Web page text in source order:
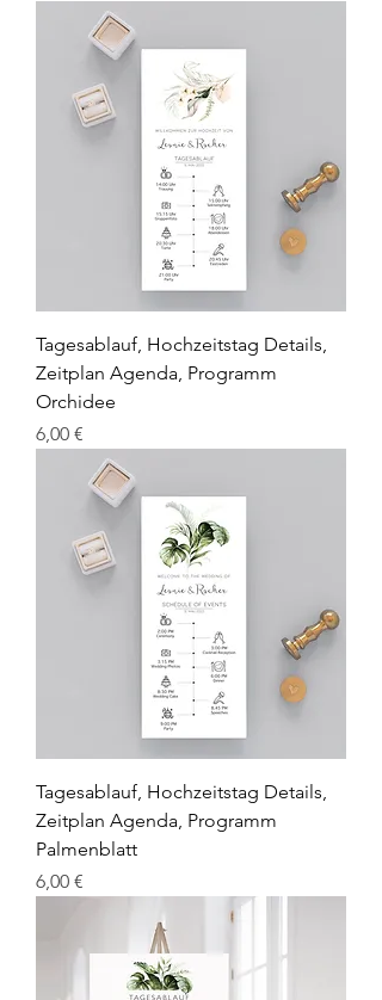
Tagesablauf, Hochzeitstag Details,
Zeitplan Agenda, Programm
Orchidee
Preis
6,00 €
Tagesablauf, Hochzeitstag Details,
Zeitplan Agenda, Programm
Palmenblatt
Preis
6,00 €